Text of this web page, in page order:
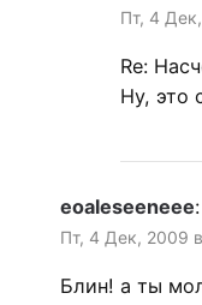
Пт, 4
Re:
Ну, это
eoaleseeneee:
Пт, 4 Дек, 2009
Блин! а ты